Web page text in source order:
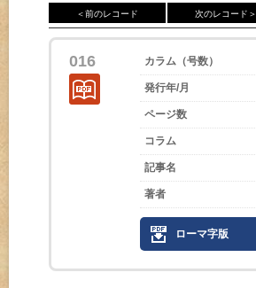
＜前のレコード 次のレコード＞
016 カラム（号数）
発行年/月
ページ数
コラム
記事名
著者
ローマ字版